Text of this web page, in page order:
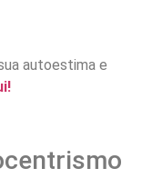
autoestima e